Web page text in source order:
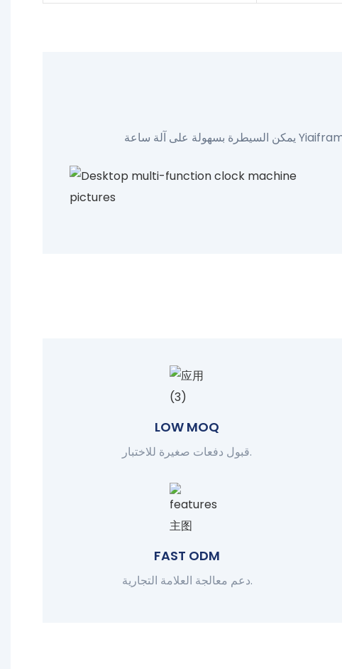
LOW MOQ
قبول دفعات صغيرة للاختبار.
FAST ODM
دعم معالجة العلامة التجارية.